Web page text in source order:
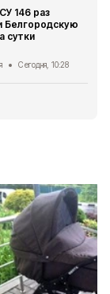
146 раз
Белгородскую
сутки
Сегодня, 10:28